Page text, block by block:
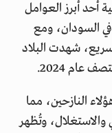
أحد أبرز العوامل
في السودان، ومع
شهدت البلاد
أكثر من 70% من هؤلاء النازحين، مما
وتُظهر